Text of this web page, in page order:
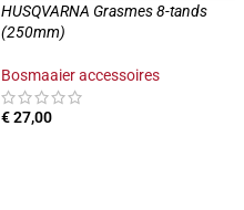
HUSQVARNA Grasmes 8-tands
(250mm)
Bosmaaier accessoires
€27,00